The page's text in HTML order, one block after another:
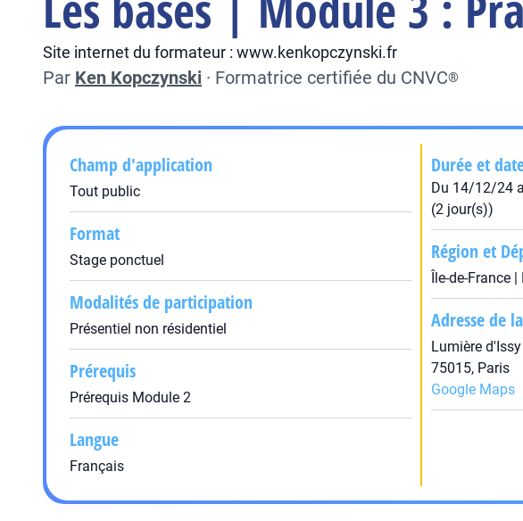
Site internet du formateur : www.kenkopczynski.fr
Par Ken Kopczynski · Formatrice certifiée du CNVC®
Champ d'application
Tout public
Format
Stage ponctuel
Modalités de participation
Présentiel non résidentiel
Prérequis
Prérequis Module 2
Langue
Français
Durée et
Du 14/12/24
(2 jour(s))
Région et
Île-de-France |
Adresse de
Lumière d'Issy
75015, Paris
Google Maps